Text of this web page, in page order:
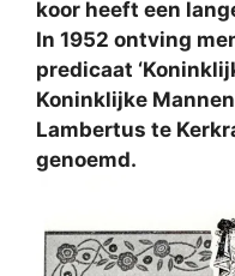
koor heeft een
In 1952 ontving
predicaat
Koninklijke
Lambertus te
genoemd.